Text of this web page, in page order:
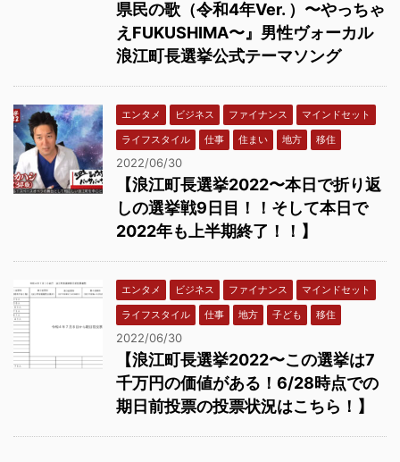
県民の歌（令和4年Ver. ）〜やっちゃ
えFUKUSHIMA〜』男性ヴォーカル
浪江町長選挙公式テーマソング
エンタメ ビジネス ファイナンス
マインドセット
ライフスタイル
仕事 住まい 地方 移住
2022/06/30
【浪江町長選挙2022〜本日で折り返
しの選挙戦9日目！！そして本日で
2022年も上半期終了！！】
エンタメ ビジネス ファイナンス
マインドセット
ライフスタイル
仕事 地方 子ども 移住
2022/06/30
【浪江町長選挙2022〜この選挙は7
千万円の価値がある！6/28時点での
期日前投票の投票状況はこちら！】